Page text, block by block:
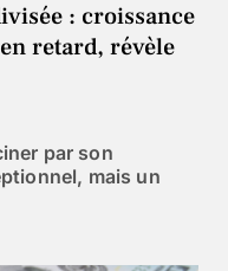
: croissance
retard, révèle
par son
mais un